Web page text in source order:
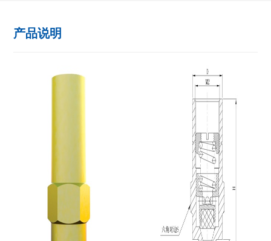
产品说明